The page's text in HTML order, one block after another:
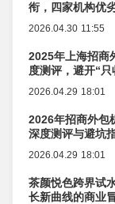
衔，四家机构优
2026.04.30 11:55
2025年上海招商
度测评，避开“
2026.04.29 18:01
2026年招商外包
深度测评与避坑
2026.04.29 18:01
茶颜悦色跨界试
长新曲线的商业